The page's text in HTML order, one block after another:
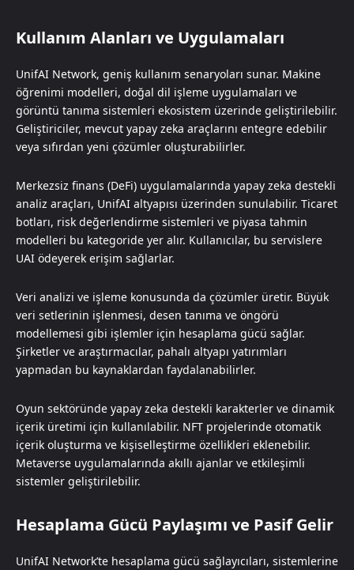
Kullanım Alanları ve Uygulamaları
UnifAI Network, geniş kullanım senaryoları sunar. Makine
öğrenimi modelleri, doğal dil işleme uygulamaları ve
görüntü tanıma sistemleri ekosistem üzerinde geliştirilebilir.
Geliştiriciler, mevcut yapay zeka araçlarını entegre edebilir
veya sıfırdan yeni çözümler oluşturabilirler.
Merkezsiz finans (DeFi) uygulamalarında yapay zeka destekli
analiz araçları, UnifAI altyapısı üzerinden sunulabilir. Ticaret
botları, risk değerlendirme sistemleri ve piyasa tahmin
modelleri bu kategoride yer alır. Kullanıcılar, bu servislere
UAI ödeyerek erişim sağlarlar.
Veri analizi ve işleme konusunda da çözümler üretir. Büyük
veri setlerinin işlenmesi, desen tanıma ve öngörü
modellemesi gibi işlemler için hesaplama gücü sağlar.
Şirketler ve araştırmacılar, pahalı altyapı yatırımları
yapmadan bu kaynaklardan faydalanabilirler.
Oyun sektöründe yapay zeka destekli karakterler ve dinamik
içerik üretimi için kullanılabilir. NFT projelerinde otomatik
içerik oluşturma ve kişiselleştirme özellikleri eklenebilir.
Metaverse uygulamalarında akıllı ajanlar ve etkileşimli
sistemler geliştirilebilir.
Hesaplama Gücü Paylaşımı ve Pasif Gelir
UnifAI Network’te hesaplama gücü sağlayıcıları, sistemlerine